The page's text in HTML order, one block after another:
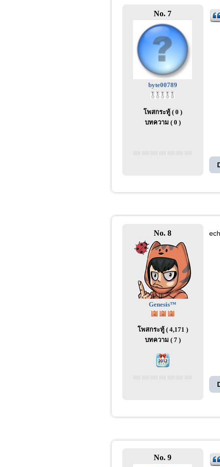
No. 7
byte00789
โพสกระทู้ ( 0 )
บทความ ( 0 )
No. 8
Genesis™
โพสกระทู้ ( 4,171 )
บทความ ( 7 )
No. 9